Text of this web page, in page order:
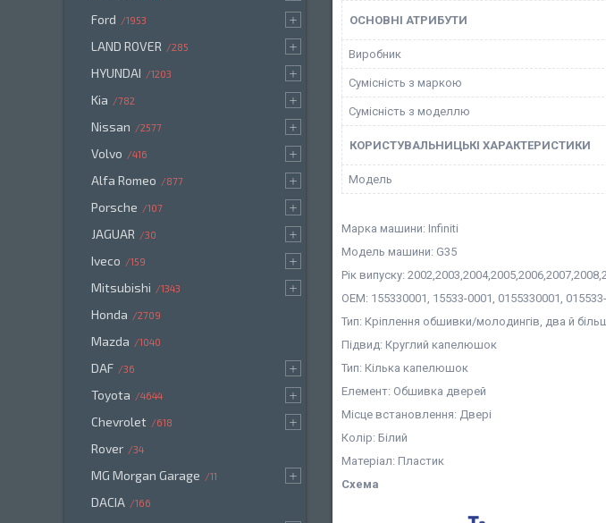
ОСНОВНІ АТРИБУТИ
Виробник
Сумісність з маркою
Сумісність з моделлю
КОРИСТУВАЛЬНИЦЬКІ ХАРАКТЕРИСТИКИ
Мoдель
Марка машини: Infiniti
Модель машини: G35
Рік випуску:
OEM: 155330001, 15533-0001, 0155330001,
Тип: Кріплення обшивки/молодингів, два й
Підвид: Круглий капелюшок
Тип: Кілька капелюшок
Елемент: Обшивка дверей
Місце встановлення: Двері
Колір: Білий
Матеріал: Пластик
Схема
Ford 1953
LAND ROVER 285
HYUNDAI 1203
Kia 782
Nissan 2577
Volvo 416
Alfa Romeo 877
Porsche 107
JAGUAR 30
Iveco 159
Mitsubishi 1343
Honda 2709
Mazda 1040
DAF 36
Toyota 4644
Chevrolet 618
Rover 34
MG Morgan Garage 11
DACIA 166